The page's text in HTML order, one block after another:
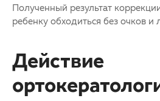
Полученный результат
ребенку обходиться без очков и
Действие